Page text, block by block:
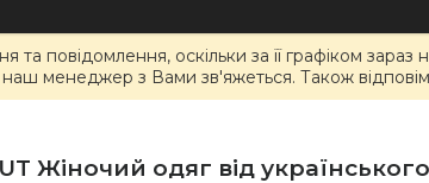
повідомлення, оскільки за її графіком
менеджер з Вами зв'яжеться. Також
Жіночий одяг від